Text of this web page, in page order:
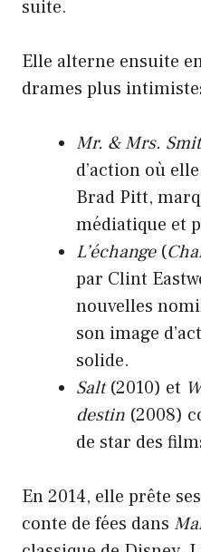
suite.
Elle alterne ensuite
drames plus
Mr. & Mrs.
d’action où
Brad Pitt,
médiatique et
L’échange(
par Clint
nouvelles
son image
solide.
Salt(2010) et
destin (2008)
de star des
En 2014, elle prête
conte de fées dans